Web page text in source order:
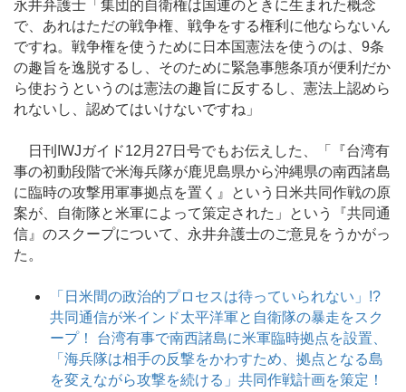
永井弁護士「集団的自衛権は国連のときに生まれた概念
で、あれはただの戦争権、戦争をする権利に他ならないん
ですね。戦争権を使うために日本国憲法を使うのは、9条
の趣旨を逸脱するし、そのために緊急事態条項が便利だか
ら使おうというのは憲法の趣旨に反するし、憲法上認めら
れないし、認めてはいけないですね」
日刊IWJガイド12月27日号でもお伝えした、「『台湾有
事の初動段階で米海兵隊が鹿児島県から沖縄県の南西諸島
に臨時の攻撃用軍事拠点を置く』という日米共同作戦の原
案が、自衛隊と米軍によって策定された」という『共同通
信』のスクープについて、永井弁護士のご意見をうかがっ
た。
「日米間の政治的プロセスは待っていられない」!?
共同通信が米インド太平洋軍と自衛隊の暴走をスク
ープ！ 台湾有事で南西諸島に米軍臨時拠点を設置、
「海兵隊は相手の反撃をかわすため、拠点となる島
を変えながら攻撃を続ける」共同作戦計画を策定！